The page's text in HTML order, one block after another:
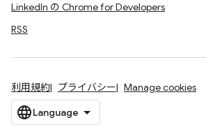
LinkedIn の Chrome for Developers
RSS
利用規約 プライバシー Manage cookies